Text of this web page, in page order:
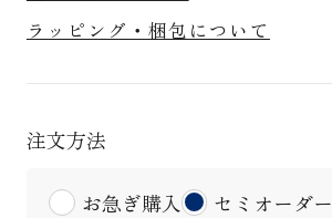
ラッピング・梱包について
注文方法
お急ぎ購入 セミオーダー